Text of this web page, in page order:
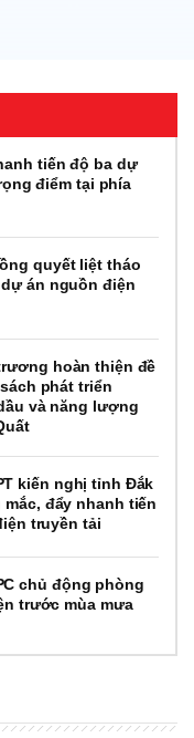
tiến độ ba dự
điểm tại phía
quyết liệt tháo
án nguồn điện
hoàn thiện đề
phát triển
và năng lượng
kiến nghị tỉnh Đắk
đẩy nhanh tiến
truyền tải
chủ động phòng
trước mùa mưa